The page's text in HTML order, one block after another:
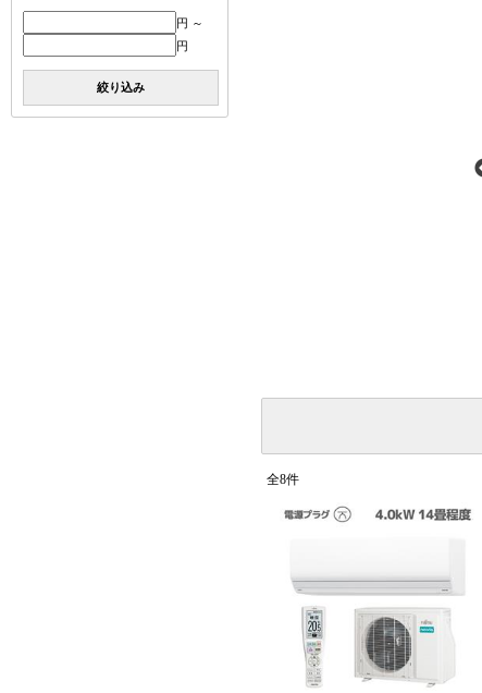
円 ～
円
絞り込み
全8件